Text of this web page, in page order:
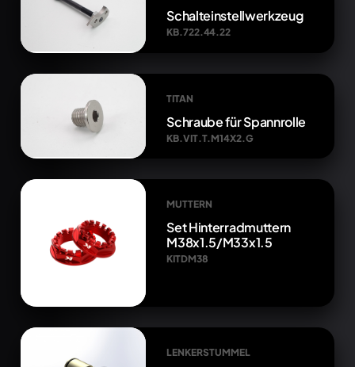
Schalteinstellwerkzeug
KB.722.44.22
TITAN
Schraube für Spannrolle
KB.VIT.T.M14X2.G
MUTTERN
Set Hinterradmuttern
M38x1.5/M33x1.5
KITDM38
LENKERSTUMMEL